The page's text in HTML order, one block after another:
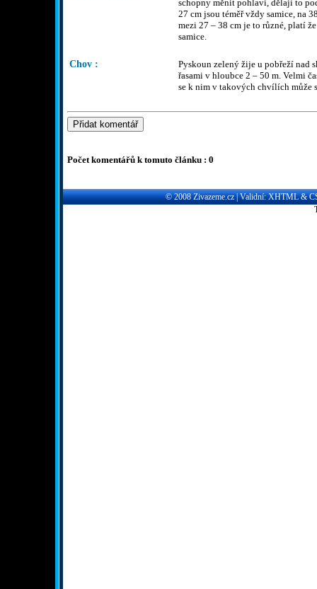
schopny měnit pohlaví, dělají to
27 cm jsou téměř vždy samice, na
mezi 27 – 38 cm je to různé, platí
samice.
Chov :
Pyskoun zelený žije u pobřeží nad
řasami v hloubce 2 – 50 m. Velmi
se k nim v takových chvílích může
Počet komentářů k tomuto článku : 0
© 2008Zivazeme.cz| Validní:XHTML&